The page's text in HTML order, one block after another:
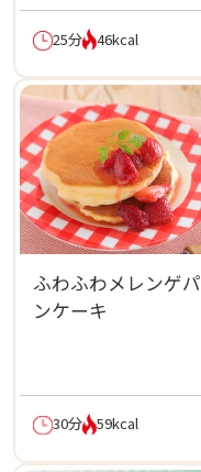
25分 46kcal
ふわふわメレンゲパ
ンケーキ
30分 59kcal